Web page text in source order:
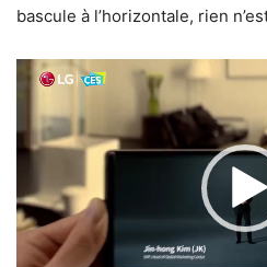
bascule à l’horizontale, rien
Lecteur